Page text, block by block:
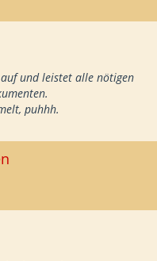
und leistet alle nötigen
puhhh.